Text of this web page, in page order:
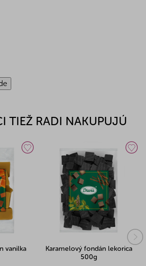
TIEŽ RADI NAKUPUJÚ
vanilka
Karamelový fondán lekorica
500g